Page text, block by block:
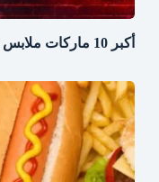
أكبر 10 ماركات ملابس رياضية في العالم